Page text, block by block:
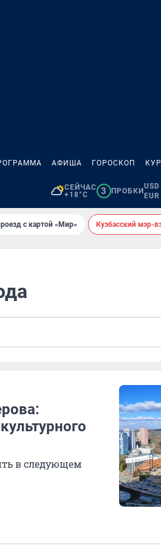
АФИША ГОРОСКОП
СЕЙЧАС
+18°C
3 ПРОБКИ
с картой «Мир» Кузбасский мэр-
в следующем